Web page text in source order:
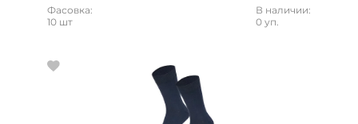
Фасовка:
10 шт
В наличии:
0 уп.